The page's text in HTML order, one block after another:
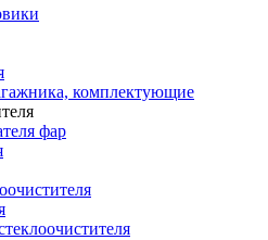
комплектующие
фар